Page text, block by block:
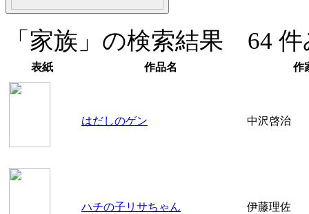
「家族」の検索結果 64
表紙 作品名 作
はだしのゲン 中沢啓治
ハチの子リサちゃん 伊藤理佐